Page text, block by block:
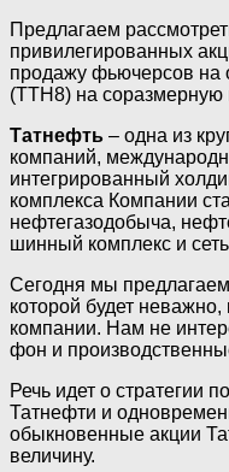
Предлагаем
привилегированных
продажу фьючерсов на
(TTH8) на соразмерную
Татнефть – одна из
компаний,
интегрированный
комплекса Компании
нефтегазодобыча,
шинный комплекс и
Сегодня мы
которой будет
компании. Нам не
фон и
Речь идет о стратегии
Татнефти и
обыкновенные акции
величину.